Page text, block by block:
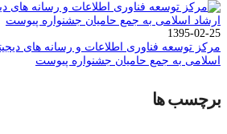
1395-02-25
مرکز توسعه فناوری اطلاعات و رسانه های
اسلامی به جمع حامیان جشنواره پیوست
برچسب ها